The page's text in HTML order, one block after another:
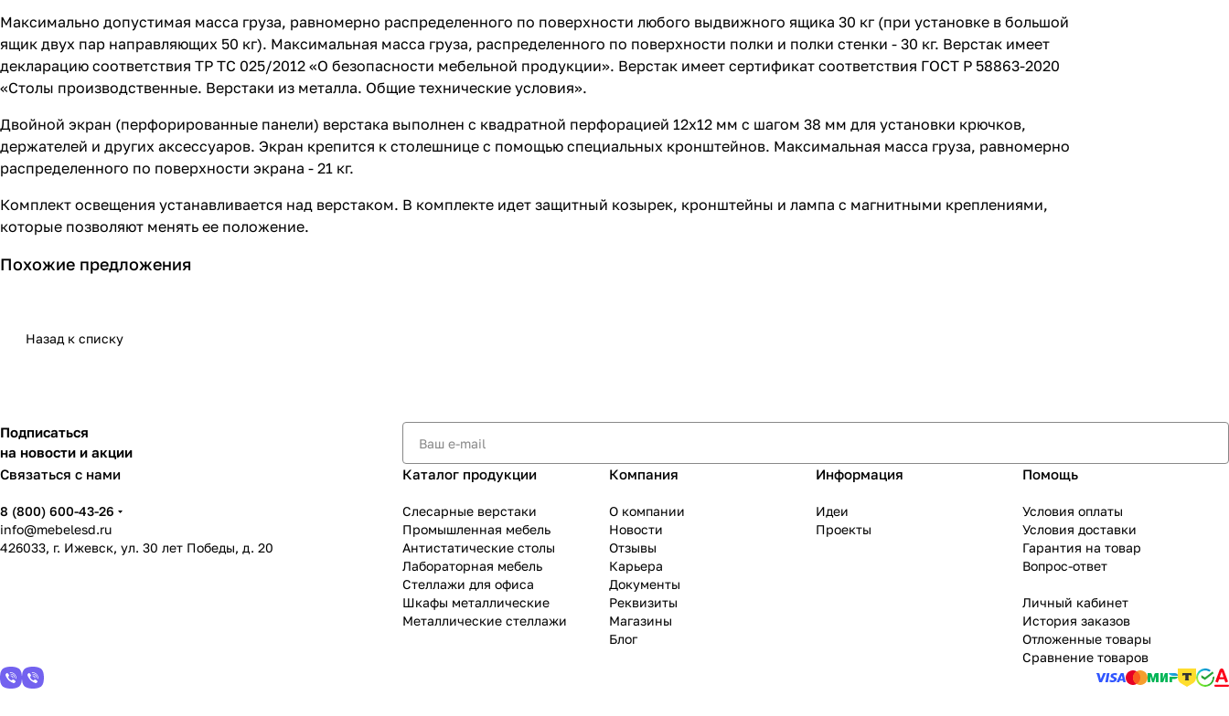
Максимально допустимая масса груза, равномерно распределенного по поверхности любого выдвижного ящика 30 кг (при установке в большой
ящик двух пар направляющих 50 кг). Максимальная масса груза, распределенного по поверхности полки и полки стенки - 30 кг. Верстак имеет
декларацию соответствия ТР ТС 025/2012 «О безопасности мебельной продукции». Верстак имеет сертификат соответствия ГОСТ Р 58863-2020
«Столы производственные. Верстаки из металла. Общие технические условия».
Двойной экран (перфорированные панели) верстака выполнен с квадратной перфорацией 12х12 мм с шагом 38 мм для установки крючков,
держателей и других аксессуаров. Экран крепится к столешнице с помощью специальных кронштейнов. Максимальная масса груза, равномерно
распределенного по поверхности экрана - 21 кг.
Комплект освещения устанавливается над верстаком. В комплекте идет защитный козырек, кронштейны и лампа с магнитными креплениями,
которые позволяют менять ее положение.
Похожие предложения
Назад к списку
Подписаться
на новости и акции
Связаться с нами
8 (800) 600-43-26
info@mebelesd.ru
426033, г. Ижевск, ул. 30 лет Победы, д. 20
Каталог продукции
Слесарные верстаки
Промышленная мебель
Антистатические столы
Лабораторная мебель
Стеллажи для офиса
Шкафы металлические
Металлические стеллажи
Компания
О компании
Новости
Отзывы
Карьера
Документы
Реквизиты
Магазины
Блог
Информация
Идеи
Проекты
Помощь
Условия оплаты
Условия доставки
Гарантия на товар
Вопрос-ответ
Личный кабинет
История заказов
Отложенные товары
Сравнение товаров